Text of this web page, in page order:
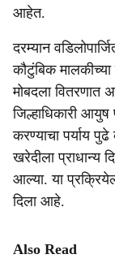
आहेत.
दरम्यान
कौटुंबिक मालकीच्या
मोबदला वितरणात
जिल्हाधिकारी
करण्याचा पर्याय
खरेदीला प्राधान्य
आल्या. या
दिला आहे.
Also Read